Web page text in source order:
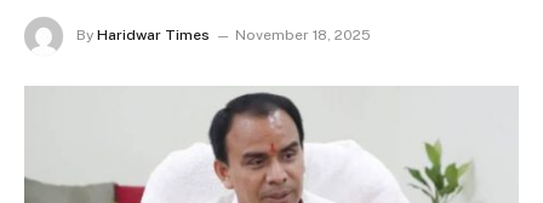
By Haridwar Times November 18, 2025